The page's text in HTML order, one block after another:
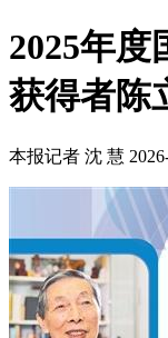
2025年度
获得者陈
本报记者 沈 慧